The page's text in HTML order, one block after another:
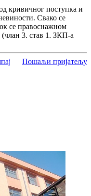
кривичног поступка и
Свако се
се правоснажном
3. став 1. ЗКП-а
Пошаљи пријатељу